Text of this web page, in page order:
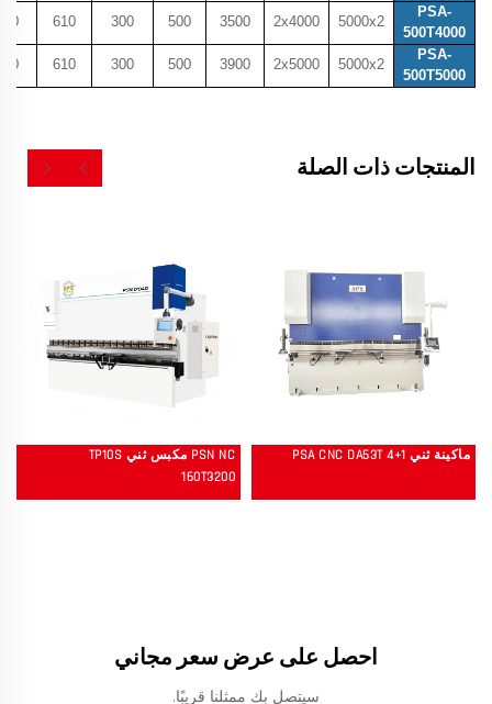
PSA-
500T4000
5000x2
2x4000
3500
500
300
610
PSA-
500T5000
5000x2
2x5000
3900
500
300
610
المنتجات ذات الصلة
ماكينة ثني PSA CNC DA53T 4+1
PSN NC مكبس ثني TP10S
160T3200
احصل على عرض سعر مجاني
سيتصل بك ممثلنا قريبًا.